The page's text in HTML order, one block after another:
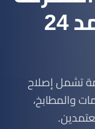
| فني سباكة معتمد 24
تشمل إصلاح
والمطابخ،